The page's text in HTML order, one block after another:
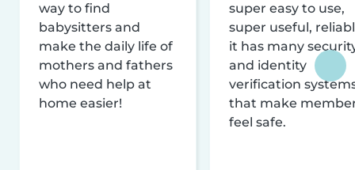
way to find
babysitters and
make the daily life of
mothers and fathers
who need help at
home easier!
super easy to use,
super useful,
it has many
and identity
verification
that make
feel safe.